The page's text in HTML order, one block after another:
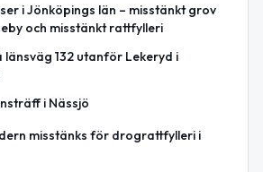
i Jönköpings län – misstänkt grov
och misstänkt rattfylleri
132 utanför Lekeryd i
i Nässjö
misstänks för drograttfylleri i